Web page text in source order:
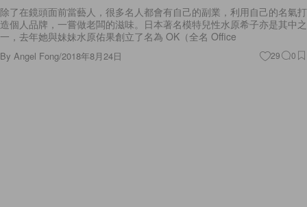
除了在鏡頭面前當藝人，很多名人都會有自己的副業，利用自己的名氣打
造個人品牌，一嘗做老闆的滋味。日本著名模特兒性水原希子亦是其中之
一，去年她與妹妹水原佑果創立了名為 OK（全名 Office
By Angel Fong/2018年8月24日 29 0